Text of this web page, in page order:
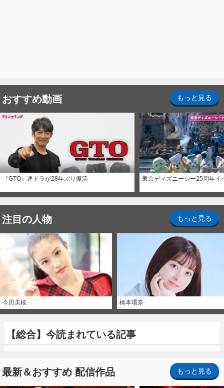
おすすめ動画 もっと見る
『GTO』連ドラが28年ぶり復活 東京ディズニーシー25周年イ
注目の人物 もっと見る
今田美桜 橋本環奈
【総合】今読まれている記事
最新＆おすすめ 配信作品 もっと見る